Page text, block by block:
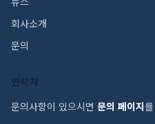
회사소개
문의
연락처
문의사항이 있으시면 문의 페이지